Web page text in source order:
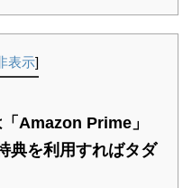
表示]
Amazon Prime」
典を利用すればタダ